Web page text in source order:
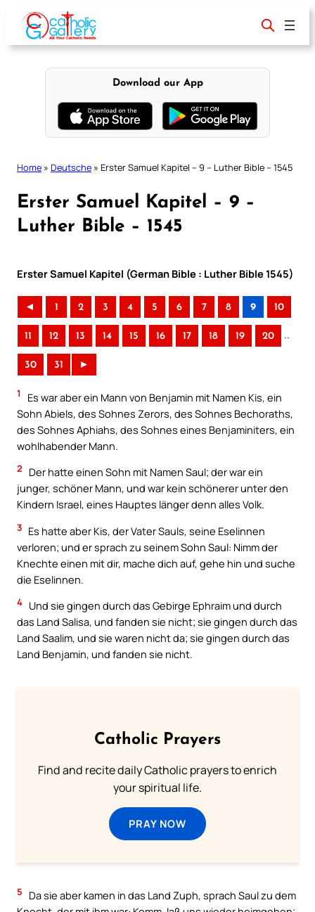
content
Download our App
Home » Deutsche » Erster Samuel Kapitel – 9 – Luther Bible – 1545
Erster Samuel Kapitel – 9 –
Luther Bible – 1545
Erster Samuel Kapitel (German Bible : Luther Bible 1545)
◄ 1 2 3 4 5 6 7 8 9 10
11 12 13 14 15 16 17 18 19 20 ..
30 31 ►
1
Es war aber ein Mann von Benjamin mit Namen Kis, ein
Sohn Abiels, des Sohnes Zerors, des Sohnes Bechoraths,
des Sohnes Aphiahs, des Sohnes eines Benjaminiters, ein
wohlhabender Mann.
2
Der hatte einen Sohn mit Namen Saul; der war ein
junger, schöner Mann, und war kein schönerer unter den
Kindern Israel, eines Hauptes länger denn alles Volk.
3 Es hatte aber Kis, der Vater Sauls, seine Eselinnen
verloren; und er sprach zu seinem Sohn Saul: Nimm der
Knechte einen mit dir, mache dich auf, gehe hin und suche
die Eselinnen.
4 Und sie gingen durch das Gebirge Ephraim und durch
das Land Salisa, und fanden sie nicht; sie gingen durch das
Land Saalim, und sie waren nicht da; sie gingen durch das
Land Benjamin, und fanden sie nicht.
Catholic Prayers
Find and recite daily Catholic prayers to enrich
your spiritual life.
PRAY NOW
5
Da sie aber kamen in das Land Zuph, sprach Saul zu dem